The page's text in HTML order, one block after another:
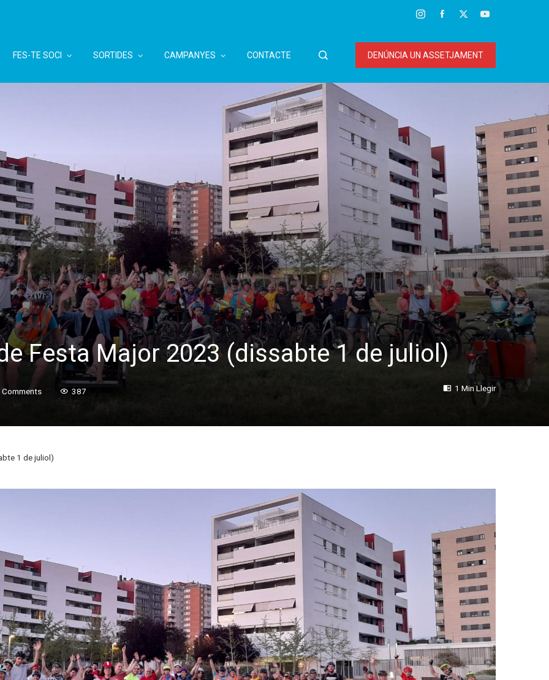
FES-TE SOCI SORTIDES CAMPANYES CONTACTE DENÚNCIA UN ASSETJAMENT
Festa Major 2023 (dissabte 1 de juliol)
Comments 387 1 Min Llegir
1 de juliol)